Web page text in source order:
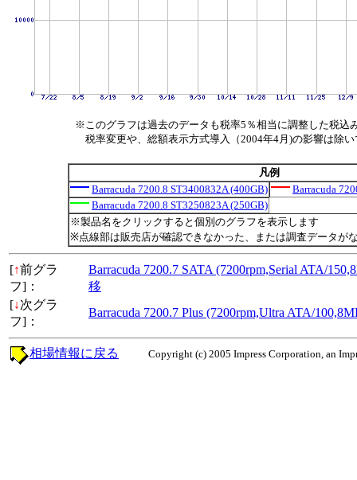
※このグラフは過去のデータも税率5％相当に調整した税込
税率変更や、総額表示方式導入（2004年4月)の影響は除い
凡例
Barracuda 7200.8 ST3400832A (400GB)
Barracuda
Barracuda 7200.8 ST3250823A (250GB)
※製品名をクリックすると個別のグラフを表示します
※点線部は販売店が確認できなかった、または調査データが
[↑前グラ
フ]：
Barracuda 7200.7 SATA (7200rpm,Serial ATA/
移
[↓次グラ
フ]：
Barracuda 7200.7 Plus (7200rpm,Ultra ATA/
Copyright (c) 2005 Impress Corporation, an
相場情報に戻る